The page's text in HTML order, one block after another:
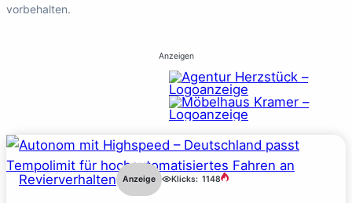
vorbehalten.
Anzeigen
Revierverhalten Anzeige Klicks: 1148